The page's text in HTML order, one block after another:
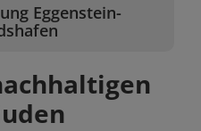
Eggenstein-